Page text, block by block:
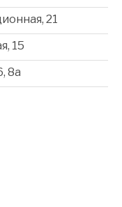
21
15
8a